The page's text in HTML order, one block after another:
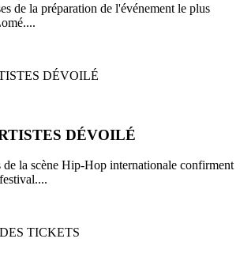
de la préparation de l'événement le plus
DÉVOILÉ
de la scène Hip-Hop internationale confirment